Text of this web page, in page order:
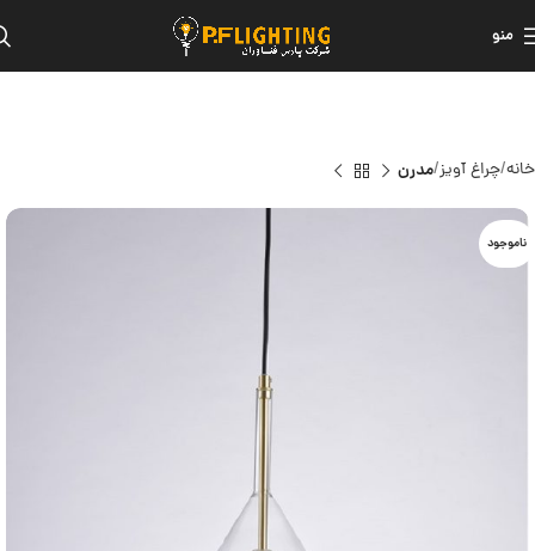
منو
خانه چراغ آویز مدرن
ناموجود